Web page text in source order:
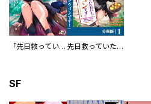
「先日救っていただいたドラゴンです」 先日救っていただいたドラゴンです【分冊版】
SF